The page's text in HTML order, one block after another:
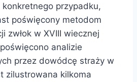
konkretnego przypadku,
poświęcony metodom
zwłok w XVIII wiecznej
analizie
przez dowódcę straży w
zilustrowana kilkoma